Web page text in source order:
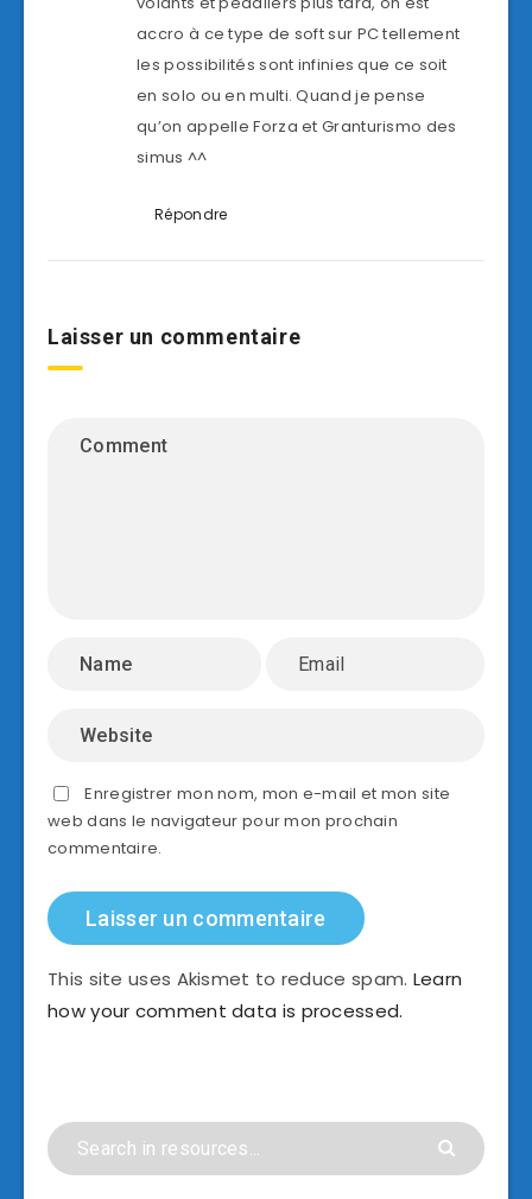
accro à ce type de soft sur PC tellement
les possibilités sont infinies que ce soit
en solo ou en multi. Quand je pense
qu’on appelle Forza et Granturismo des
simus ^^
Répondre
Laisser un commentaire
Enregistrer mon nom, mon e-mail et mon site
web dans le navigateur pour mon prochain
commentaire.
This site uses Akismet to reduce spam. Learn
how your comment data is processed.